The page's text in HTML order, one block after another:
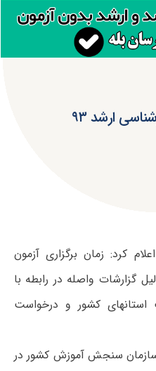
ارشد ۹۳
کرد: زمان برگزاری آزمون
ارشد سال ۱۳۹۳ به دلیل گزارشات واصله در رابطه با
کشور و درخواست
سنجش آموزش کشور در